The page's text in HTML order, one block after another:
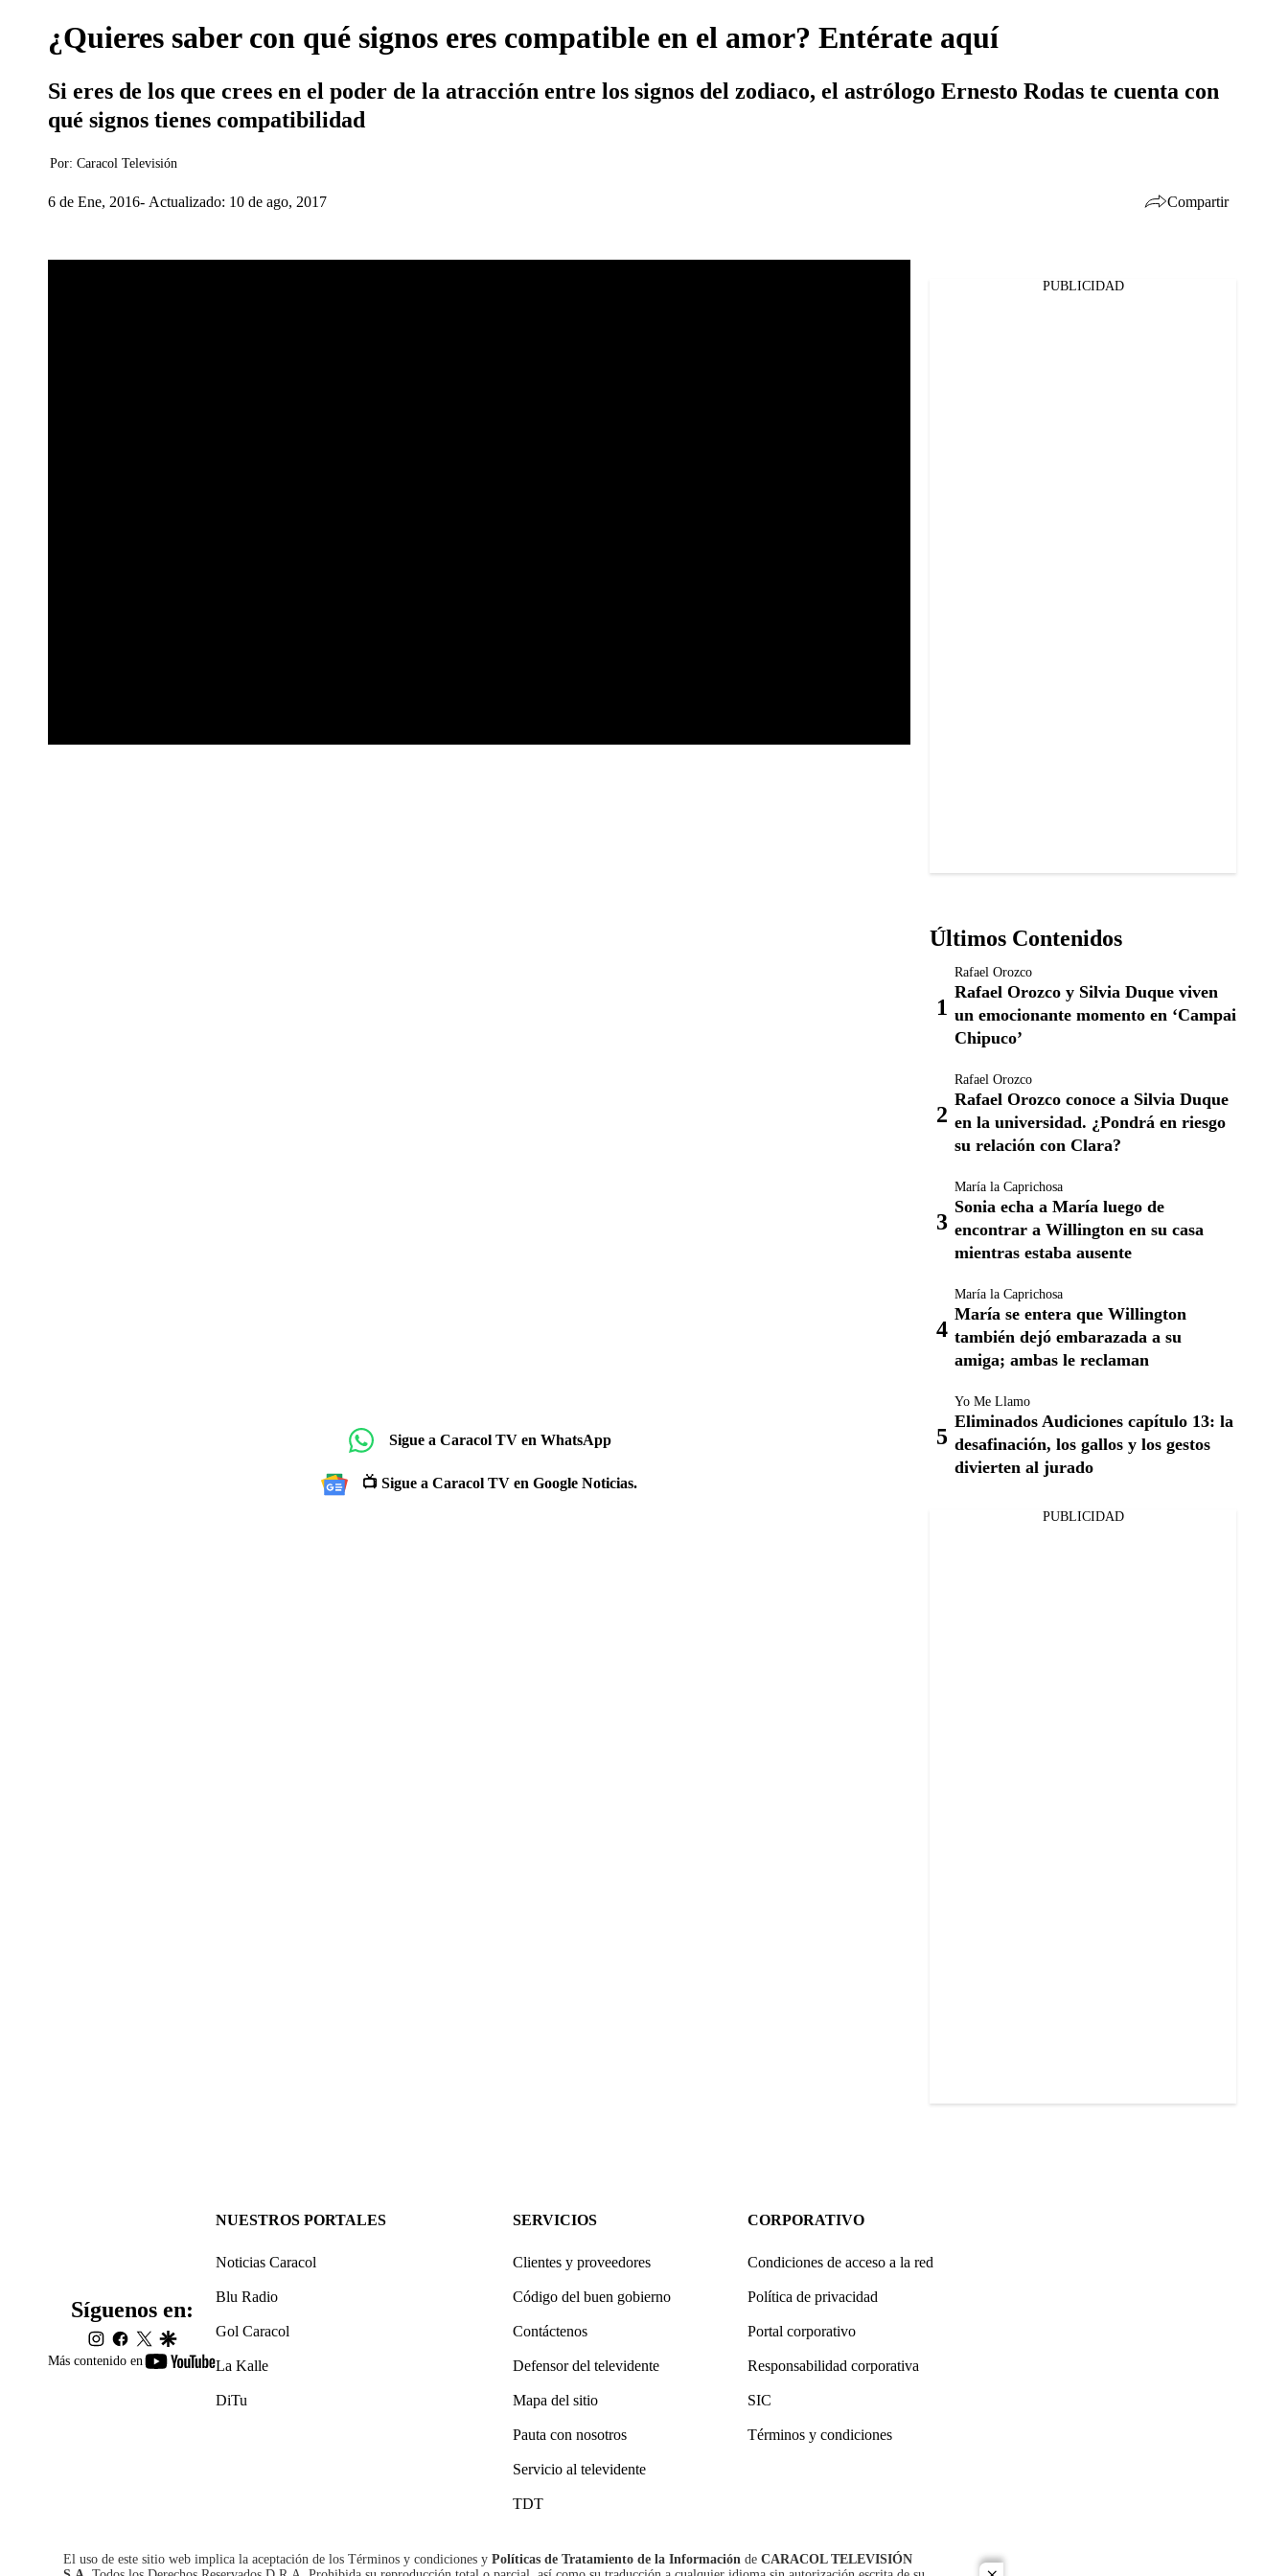
¿Quieres saber con qué signos eres compatible en el amor? Entérate aquí
Si eres de los que crees en el poder de la atracción entre los signos del zodiaco, el astrólogo Ernesto Rodas te cuenta con
qué signos tienes compatibilidad
Por: Caracol Televisión
6 de Ene, 2016 Actualizado: 10 de ago, 2017 Compartir
Sigue a Caracol TV en WhatsApp
📺 Sigue a Caracol TV en Google Noticias.
PUBLICIDAD
Últimos Contenidos
Rafael Orozco
Rafael Orozco y Silvia Duque viven
un emocionante momento en ‘Campai
Chipuco’
Rafael Orozco
Rafael Orozco conoce a Silvia Duque
en la universidad. ¿Pondrá en riesgo
su relación con Clara?
María la Caprichosa
Sonia echa a María luego de
encontrar a Willington en su casa
mientras estaba ausente
María la Caprichosa
María se entera que Willington
también dejó embarazada a su
amiga; ambas le reclaman
Yo Me Llamo
Eliminados Audiciones capítulo 13: la
desafinación, los gallos y los gestos
divierten al jurado
PUBLICIDAD
Más contenido en
youtube-
Síguenos en:
instagram
facebook
twittergoogle
NUESTROS PORTALES
Noticias Caracol
Blu Radio
Gol Caracol
La Kalle
DiTu
SERVICIOS
Clientes y proveedores
Código del buen gobierno
Contáctenos
Defensor del televidente
Mapa del sitio
Pauta con nosotros
Servicio al televidente
TDT
CORPORATIVO
Condiciones de acceso a la red
Política de privacidad
Portal corporativo
Responsabilidad corporativa
SIC
Términos y condiciones
El uso de este sitio web implica la aceptación de los Términos y condiciones y Políticas de Tratamiento de la Información de CARACOL TELEVISIÓN